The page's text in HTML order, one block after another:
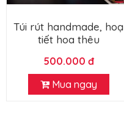
Túi rút handmade, hoạ
tiết hoa thêu
500.000 đ
Mua ngay